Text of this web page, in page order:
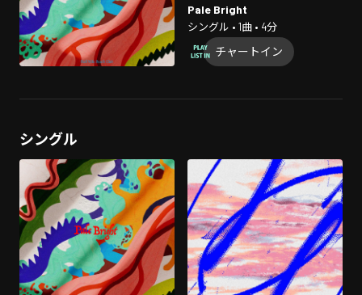
Pale Bright
シングル • 1曲 • 4分
チャートイン
シングル